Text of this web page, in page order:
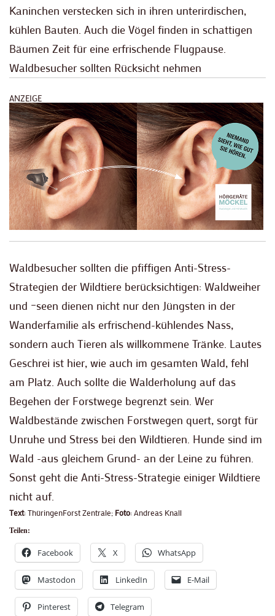
Kaninchen verstecken sich in ihren unterirdischen,
kühlen Bauten. Auch die Vögel finden in schattigen
Bäumen Zeit für eine erfrischende Flugpause.
Waldbesucher sollten Rücksicht nehmen
ANZEIGE
Waldbesucher sollten die pfiffigen Anti-Stress-
Strategien der Wildtiere berücksichtigen: Waldweiher
und –seen dienen nicht nur den Jüngsten in der
Wanderfamilie als erfrischend-kühlendes Nass,
sondern auch Tieren als willkommene Tränke. Lautes
Geschrei ist hier, wie auch im gesamten Wald, fehl
am Platz. Auch sollte die Walderholung auf das
Begehen der Forstwege begrenzt sein. Wer
Waldbestände zwischen Forstwegen quert, sorgt für
Unruhe und Stress bei den Wildtieren. Hunde sind im
Wald -aus gleichem Grund- an der Leine zu führen.
Sonst geht die Anti-Stress-Strategie einiger Wildtiere
nicht auf.
Text: ThüringenForst Zentrale; Foto: Andreas Knall
Teilen:
Facebook X WhatsApp
Mastodon LinkedIn E-Mail
Pinterest Telegram